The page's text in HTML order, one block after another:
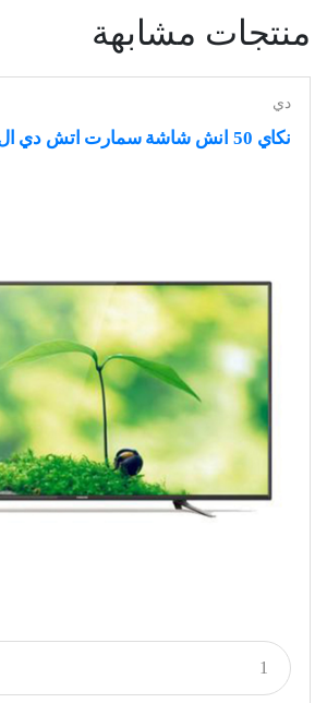
منتجات مشابهة
دي
نكاي 50 انش شاشة سمارت اتش دي ال اي دي